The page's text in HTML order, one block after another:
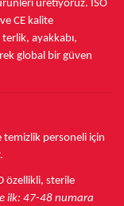
üretiyoruz. ISO
CE kalite
ayakkabı,
global bir güven
temizlik personeli için
özellikli, sterile
ilk: 47-48 numara